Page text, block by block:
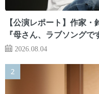
【公演レポート】作家
『母さん、ラブソングで
2026.08.04